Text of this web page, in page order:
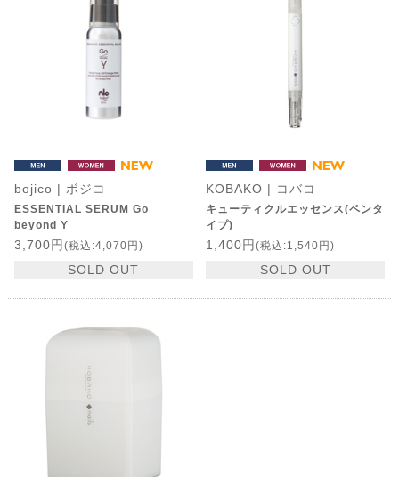
bojico | ボジコ
ESSENTIAL SERUM Go
beyond Y
3,700円 (税込:4,070円)
SOLD OUT
KOBAKO | コバコ
キューティクルエッセンス(ペンタ
イプ)
1,400円 (税込:1,540円)
SOLD OUT